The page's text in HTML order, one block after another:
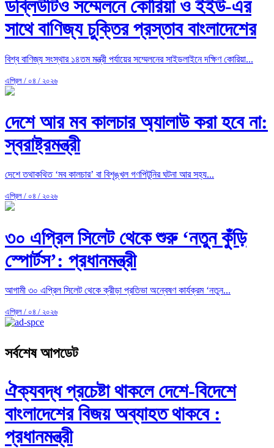
ডব্লিউটিও সম্মেলনে কোরিয়া ও ইইউ-এর
সাথে বাণিজ্য চুক্তির প্রস্তাব বাংলাদেশের
বিশ্ব বাণিজ্য সংস্থার ১৪তম মন্ত্রী পর্যায়ের সম্মেলনের সাইডলাইনে দক্ষিণ কোরিয়া...
এপ্রিল / ০৪ / ২০২৬
দেশে আর মব কালচার অ্যালাউ করা হবে না:
স্বরাষ্ট্রমন্ত্রী
দেশে তথাকথিত ‘মব কালচার’ বা বিশৃঙ্খল গণপিটুনির ঘটনা আর সহ্য...
এপ্রিল / ০৪ / ২০২৬
৩০ এপ্রিল সিলেট থেকে শুরু ‘নতুন কুঁড়ি
স্পোর্টস’: প্রধানমন্ত্রী
আগামী ৩০ এপ্রিল সিলেট থেকে ক্রীড়া প্রতিভা অন্বেষণ কার্যক্রম ‘নতুন...
এপ্রিল / ০৪ / ২০২৬
সর্বশেষ আপডেট
ঐক্যবদ্ধ প্রচেষ্টা থাকলে দেশে-বিদেশে
বাংলাদেশের বিজয় অব্যাহত থাকবে :
প্রধানমন্ত্রী